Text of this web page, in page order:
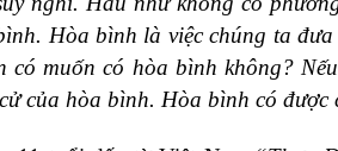
Hòa bình là việc chúng ta
có muốn có hòa bình không?
của hòa bình. Hòa bình có